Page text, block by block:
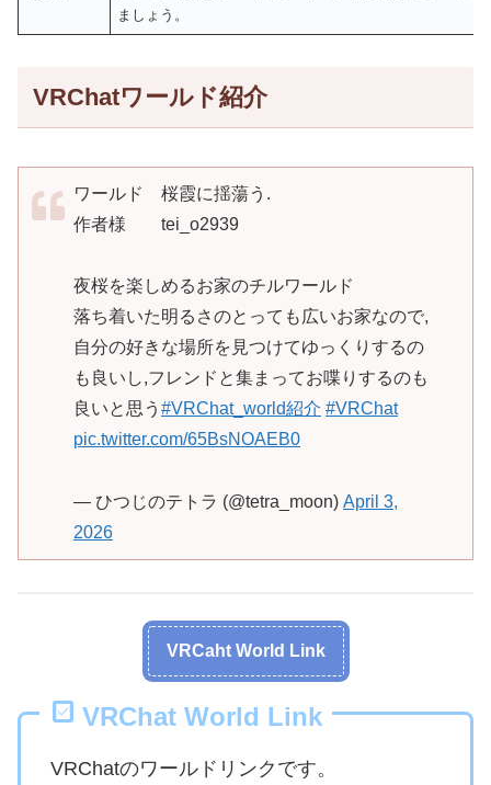
ましょう。
VRChatワールド紹介
ワールド 桜霞に揺蕩う.
作者様 tei_o2939
夜桜を楽しめるお家のチルワールド
落ち着いた明るさのとっても広いお家なので,
自分の好きな場所を見つけてゆっくりするの
も良いし,フレンドと集まってお喋りするのも
良いと思う #VRChat_world紹介 #VRChat
pic.twitter.com/65BsNOAEB0
— ひつじのテトラ (@tetra_moon) April 3,
2026
VRCaht World Link
VRChat World Link
VRChatのワールドリンクです。